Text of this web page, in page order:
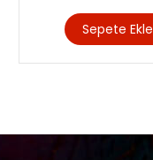
Sepete Ekle